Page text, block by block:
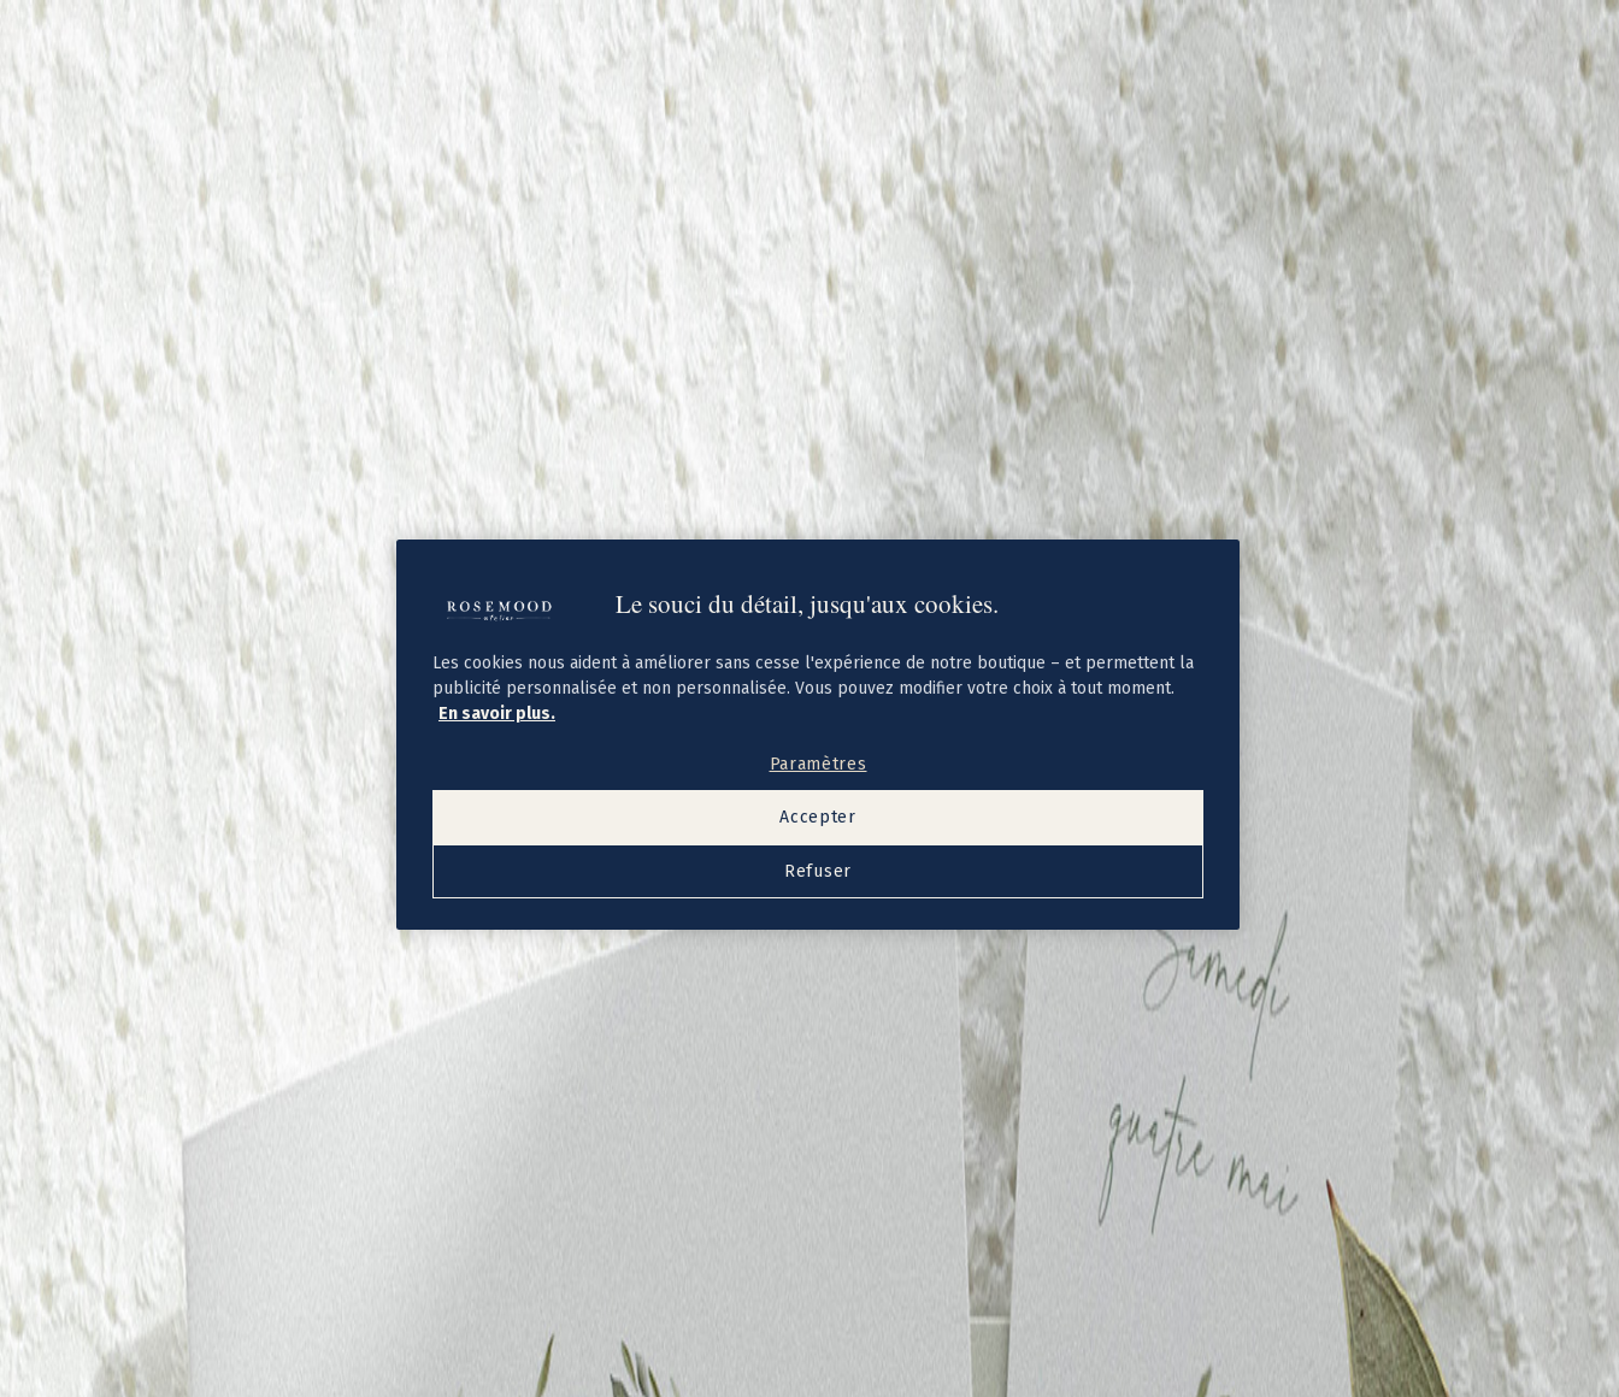
Aide & Contact
Autres évènements
Carnet
Tirage photo
Album photo
Par collection
Album photo rigide
Album photo souple
Album photo tissu
Album photo ouverture à plat
Par occasion
Album photo de l'année
Album photo naissance
Album photo mariage
Album photo baptême
Album photo voyage
Le savoir-faire Rosemood
Nos papiers
Nos formats et tarifs
Délais et livraison
Voir tous nos albums photo
Coffret album photo
Le souci du détail, jusqu'aux cookies.
Les cookies nous aident à améliorer sans cesse l'expérience de notre boutique – et permettent la
publicité personnalisée et non personnalisée. Vous pouvez modifier votre choix à tout moment.
En savoir plus.
Paramètres
Refuser
Accepter